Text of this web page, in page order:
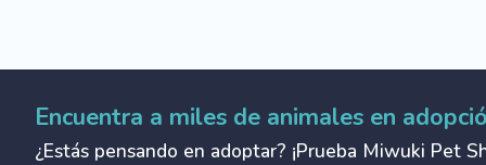
Encuentra a miles de animales en
¿Estás pensando en adoptar? ¡Prueba Miwuki Pet